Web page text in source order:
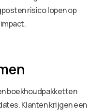
risico lopen op
boekhoudpakketten
Klanten krijgen een